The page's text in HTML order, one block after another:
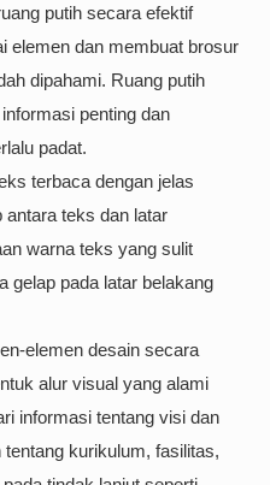
putih secara efektif
elemen dan membuat brosur
dipahami. Ruang putih
penting dan
padat.
terbaca dengan jelas
teks dan latar
warna teks yang sulit
gelap pada latar belakang
elemen desain secara
alur visual yang alami
informasi tentang visi dan
kurikulum, fasilitas,